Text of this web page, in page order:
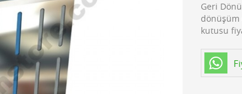
Geri
dönüşüm
kutusu